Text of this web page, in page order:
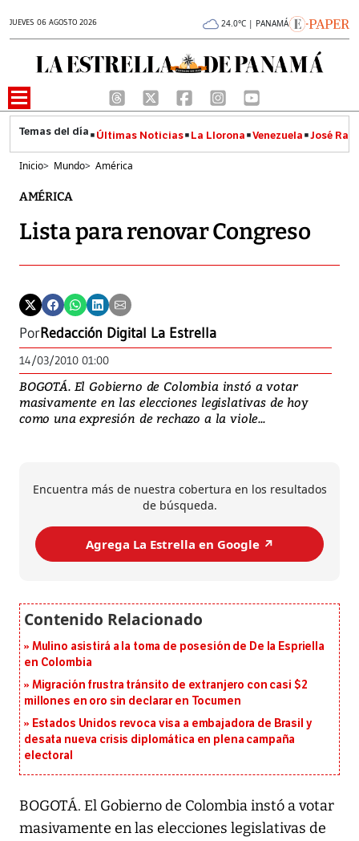
JUEVES 06 AGOSTO 2026 24.0°C | PANAMÁ
Últimas Noticias La Llorona Venezuela José
Inicio> Mundo> América
AMÉRICA
Lista para renovar Congreso
PorRedacción Digital La Estrella
14/03/2010 01:00
BOGOTÁ. El Gobierno de Colombia instó a votar
masivamente en las elecciones legislativas de hoy
como una expresión de rechazo a la viole...
Encuentra más de nuestra cobertura en los resultados
de búsqueda.
Agrega La Estrella en Google ↗️
Mulino asistirá a la toma de posesión de De la Espriella
en Colombia
Migración frustra tránsito de extranjero con casi $2
millones en oro sin declarar en Tocumen
Estados Unidos revoca visa a embajadora de Brasil y
desata nueva crisis diplomática en plena campaña
electoral
BOGOTÁ. El Gobierno de Colombia instó a votar
masivamente en las elecciones legislativas de